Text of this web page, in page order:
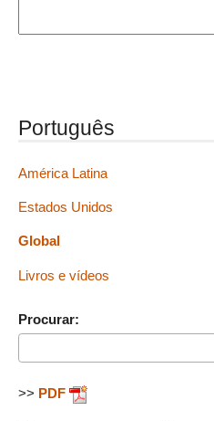
Português
América Latina
Estados Unidos
Global
Livros e vídeos
Procurar:
>> PDF